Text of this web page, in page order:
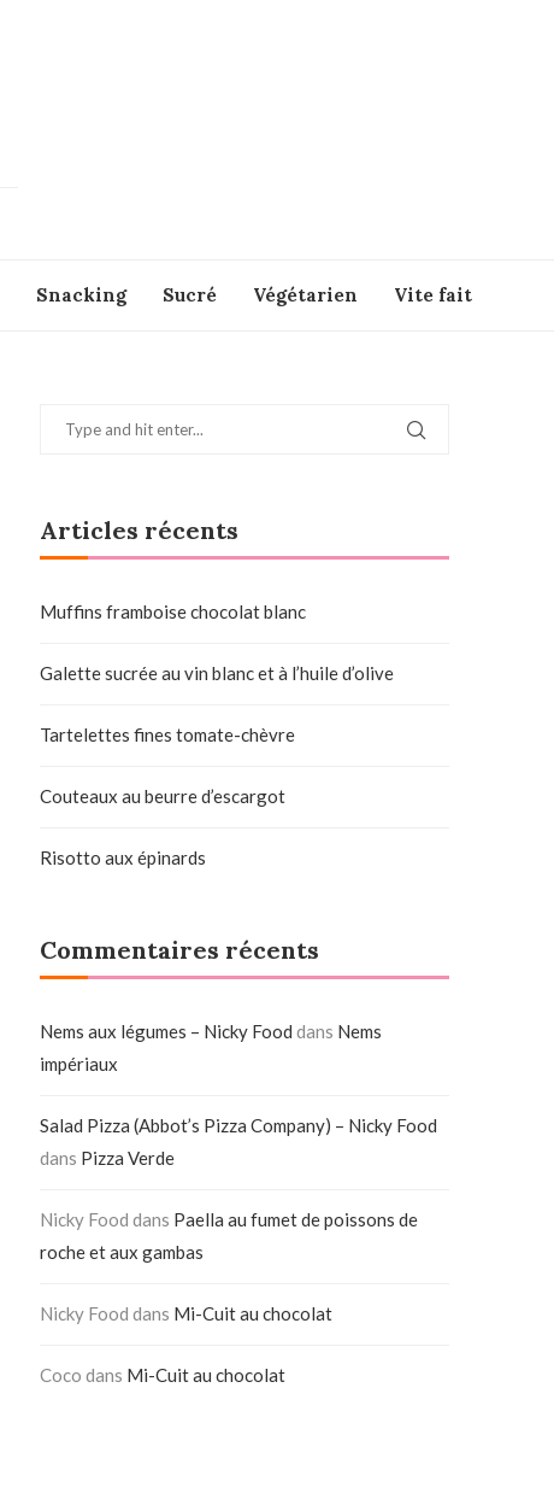
Snacking Sucré Végétarien Vite fait
Articles récents
Muffins framboise chocolat blanc
Galette sucrée au vin blanc et à l’huile d’olive
Tartelettes fines tomate-chèvre
Couteaux au beurre d’escargot
Risotto aux épinards
Commentaires récents
Nems aux légumes – Nicky Food dans Nems
impériaux
Salad Pizza (Abbot’s Pizza Company) – Nicky Food
dans Pizza Verde
Nicky Food dans Paella au fumet de poissons de
roche et aux gambas
Nicky Food dans Mi-Cuit au chocolat
Coco dans Mi-Cuit au chocolat